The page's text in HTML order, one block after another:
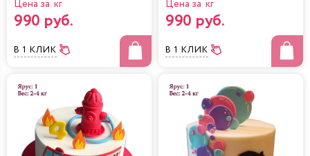
Цена за кг
990 руб.
В 1 КЛИК
Цена за кг
990 руб.
В 1 КЛИК